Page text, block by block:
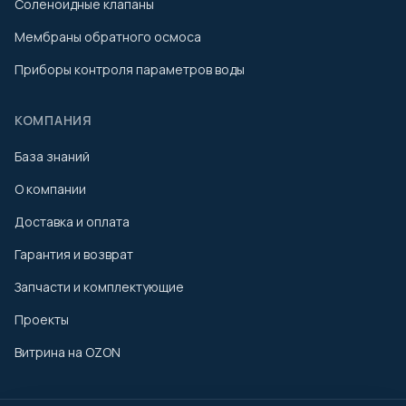
Соленоидные клапаны
Мембраны обратного осмоса
Приборы контроля параметров воды
КОМПАНИЯ
База знаний
О компании
Доставка и оплата
Гарантия и возврат
Запчасти и комплектующие
Проекты
Витрина на OZON